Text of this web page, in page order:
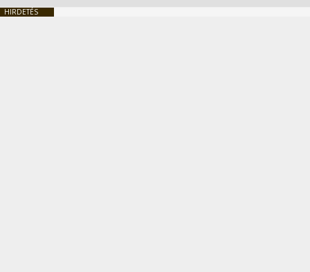
HIRDETÉS